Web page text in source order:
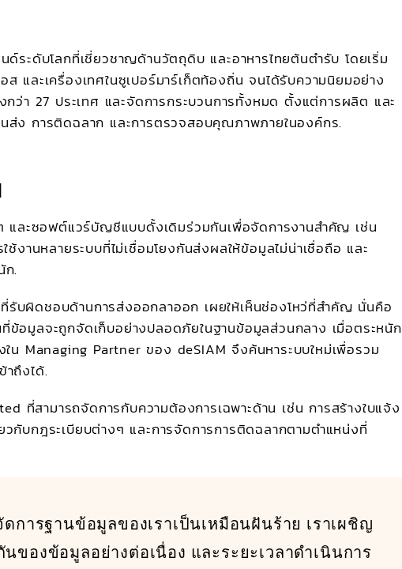
ระดับโลกที่เชี่ยวชาญด้านวัตถุดิบ และอาหารไทยต้นตำรับ โดยเริ่ม
และเครื่องเทศในซูเปอร์มาร์เก็ตท้องถิ่น จนได้รับความนิยมอย่าง
ว่า 27 ประเทศ และจัดการกระบวนการทั้งหมด ตั้งแต่การผลิต และ
ส่ง การติดฉลาก และการตรวจสอบคุณภาพภายในองค์กร.
และซอฟต์แวร์บัญชีแบบดั้งเดิมร่วมกันเพื่อจัดการงานสำคัญ เช่น
งานหลายระบบที่ไม่เชื่อมโยงกันส่งผลให้ข้อมูลไม่น่าเชื่อถือ และ
ก.
บผิดชอบด้านการส่งออกลาออก เผยให้เห็นช่องโหว่ที่สำคัญ นั่นคือ
อมูลจะถูกจัดเก็บอย่างปลอดภัยในฐานข้อมูลส่วนกลาง เมื่อตระหนัก
น Managing Partner ของ deSIAM จึงค้นหาระบบใหม่เพื่อรวม
ถึงได้.
ที่สามารถจัดการกับความต้องการเฉพาะด้าน เช่น การสร้างใบแจ้ง
กับกฎระเบียบต่างๆ และการจัดการการติดฉลากตามตำแหน่งที่
การฐานข้อมูลของเราเป็นเหมือนฝันร้าย เราเผชิญ
ของข้อมูลอย่างต่อเนื่อง และระยะเวลาดำเนินการ